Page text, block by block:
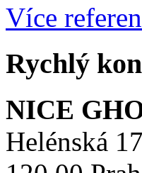
Více
Rychlý
NICE
Helénská